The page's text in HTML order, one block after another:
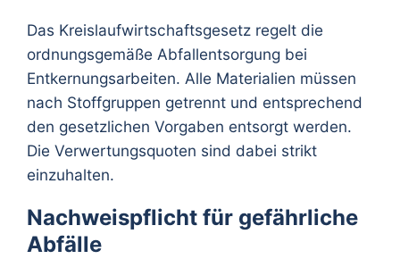
Das Kreislaufwirtschaftsgesetz regelt die
ordnungsgemäße Abfallentsorgung bei
Entkernungsarbeiten. Alle Materialien müssen
nach Stoffgruppen getrennt und entsprechend
den gesetzlichen Vorgaben entsorgt werden.
Die Verwertungsquoten sind dabei strikt
einzuhalten.
Nachweispflicht für gefährliche
Abfälle